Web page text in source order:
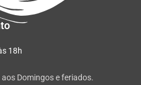
ser
18h
Domingos e feriados.